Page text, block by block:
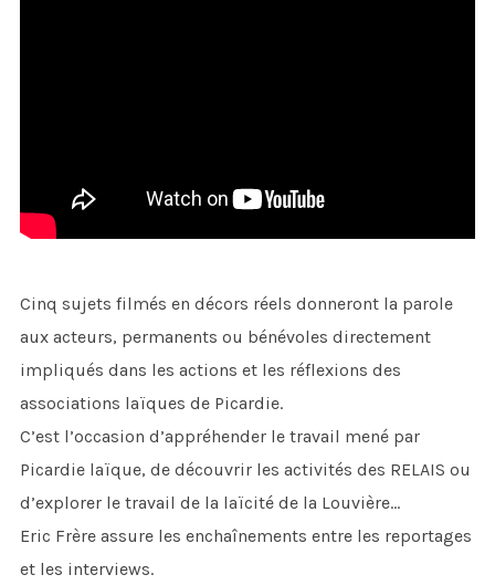
Cinq sujets filmés en décors réels donneront la parole
aux acteurs, permanents ou bénévoles directement
impliqués dans les actions et les réflexions des
associations laïques de Picardie.
C’est l’occasion d’appréhender le travail mené par
Picardie laïque, de découvrir les activités des RELAIS ou
d’explorer le travail de la laïcité de la Louvière…
Eric Frère assure les enchaînements entre les reportages
et les interviews.